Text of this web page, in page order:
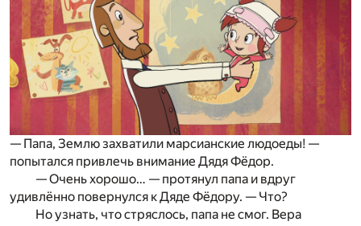
— Папа, Землю захватили марсианские людоеды! —
попытался привлечь внимание Дядя Фёдор.
— Очень хорошо… — протянул папа и вдруг
удивлённо повернулся к Дяде Фёдору. — Что?
Но узнать, что стряслось, папа не смог. Вера